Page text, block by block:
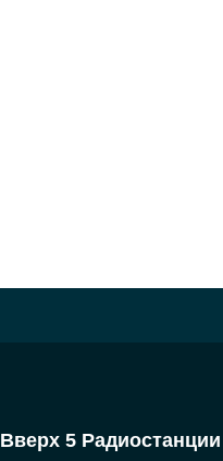
Вверх 5 Радиостанции